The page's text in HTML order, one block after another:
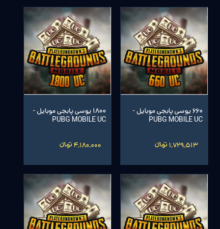
660 یوسی پابجی موبایل -
PUBG MOBILE UC
1,729,513 تومانءءء
1800 یوسی پابجی موبایل -
PUBG MOBILE UC
4,180,000 تومانءءء